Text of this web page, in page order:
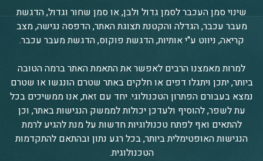
שינוי סמן העכבר לסמן גדול ולבן, או סמן שחור וגדול, הדגשת
מעבר עכבר, הגדלה והקטנת תצוגת האתר, הדפסה נגישה, מצב
קריאה, ניווט ע"י אותיות, הדגשת פוקוס, הדגשת מעבר עכבר.
למרות מאמצנו הרבים לאפשר את התאמת האתר ברמה הטובה
ביותר, יתכן ויתגלו דפים או חלקים באתר שטרם הונגשו או שטרם
נמצא בעבורם הפתרון הטכנולוגי. יחד עם זאת, אנו ממשיכים בכל
עת לשפר, להוסיף ולעדכן יכולות לממשק הנגישות באתר, וכן
להתאים ואף לפתח טכנולוגיות חדשות על מנת להגיע לרמת
הנגישות האופטימלית ביותר, בכל רגע נתון ובהתאם להתקדמות
הטכנולוגית.